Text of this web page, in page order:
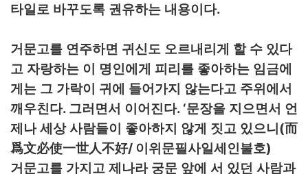
타일로 바꾸도록 권유하는 내용이다.
거문고를 연주하면 귀신도 오르내리게 할 수 있다
고 자랑하는 이 명인에게 피리를 좋아하는 임금에
게는 그 가락이 귀에 들어가지 않는다고 주위에서
깨우친다. 그러면서 이어진다. ‘문장을 지으면서 언
제나 세상 사람들이 좋아하지 않게 짓고 있으니 (而
爲文必使一世人不好/ 이위문필사일세인불호)
거문고를 가지고 제나라 궁문 앞에 서 있던 사람과